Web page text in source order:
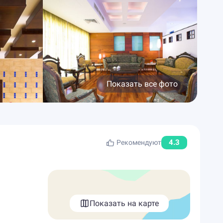
Показать все фото
Рекомендуют 4.3
Показать на карте